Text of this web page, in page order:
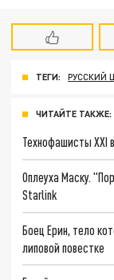
ТЕГИ: РУССКИЙ
ЧИТАЙТЕ ТАКЖЕ:
Технофашисты XXI
Оплеуха Маску.
Starlink
Боец Ерин, тело
липовой повестке